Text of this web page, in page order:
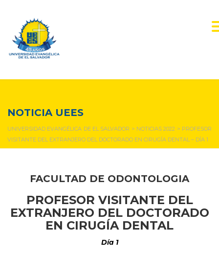
NOTICIA UEES
UNIVERSIDAD EVANGÉLICA DE EL SALVADOR > NOTICIAS 2022 > PROFESOR
VISITANTE DEL EXTRANJERO DEL DOCTORADO EN CIRUGÍA DENTAL – DÍA 1
FACULTAD DE ODONTOLOGIA
PROFESOR VISITANTE DEL
EXTRANJERO DEL DOCTORADO
EN CIRUGÍA DENTAL
Día 1